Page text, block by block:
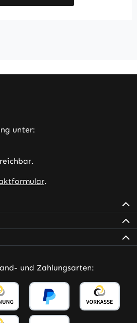
unter:
.
und Zahlungsarten: